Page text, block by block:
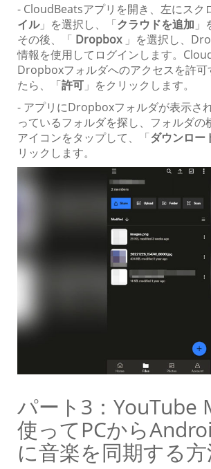
- CloudBeatsアプリを開き、左にスク
イル」を選択し、「クラウドを追加 」
その後、「 Dropbox」を選択し、
情報を使用してログインします。
Dropboxフォルダへのアクセスを許可
たら、「許可 」をクリックします。
- アプリにDropboxフォルダが表示さ
っているフォルダを探し、フォルダの
アイコンをタップして、「ダウンロー
リックします。
パート3：YouTube
使ってPCから
に音楽を同期する